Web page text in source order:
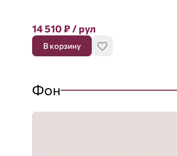
14 510₽/ рул
В корзину
Фон